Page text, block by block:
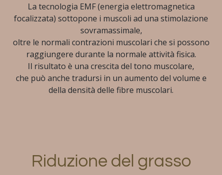
La tecnologia EMF (energia elettromagnetica
focalizzata) sottopone i muscoli ad una stimolazione
sovramassimale,
oltre le normali contrazioni muscolari che si possono
raggiungere durante la normale attività fisica.
Il risultato è una crescita del tono muscolare,
che può anche tradursi in un aumento del volume e
della densità delle fibre muscolari.
Riduzione del grasso